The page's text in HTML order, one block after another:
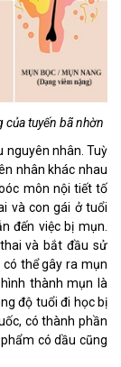
của tuyến bã nhờn
nguyên nhân. Tuỳ
nhân khác nhau
môn nội tiết tố
và con gái ở tuổi
đến việc bị mụn.
và bắt đầu sử
thể gây ra mụn
thành mụn là
độ tuổi đi học bị
có thành phần
có dầu cũng